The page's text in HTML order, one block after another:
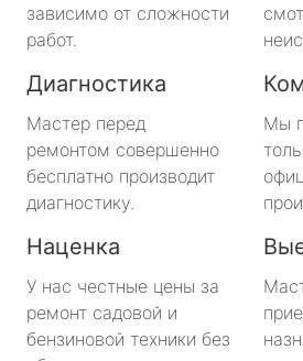
зависимо от сложности
работ.
Диагностика
Мастер перед
ремонтом совершенно
бесплатно производит
диагностику.
Мы
Наценка
У нас честные цены за
ремонт садовой и
бензиновой техники без